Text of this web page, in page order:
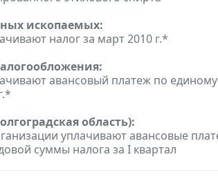
ископаемых:
налог за март 2010 г.*
авансовый платеж по единому
область):
уплачивают авансовые
суммы налога за I квартал